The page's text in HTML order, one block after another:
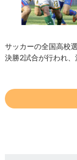
サッカーの全国高校
決勝2試合が行われ